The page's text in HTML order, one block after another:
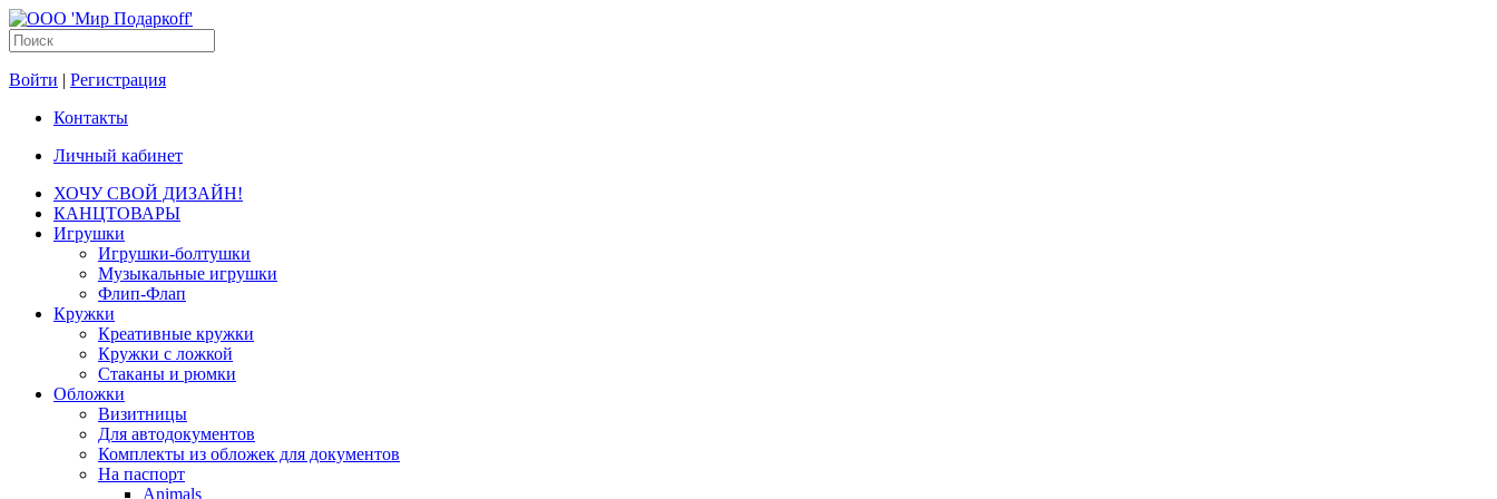
Войти | Регистрация
Контакты
Личный кабинет
ХОЧУ СВОЙ ДИЗАЙН!
КАНЦТОВАРЫ
Игрушки
Игрушки-болтушки
Музыкальные игрушки
Флип-Флап
Кружки
Креативные кружки
Кружки с ложкой
Стаканы и рюмки
Обложки
Визитницы
Для автодокументов
Комплекты из обложек для документов
На паспорт
Animals